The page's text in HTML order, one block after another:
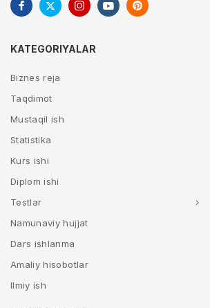
KATEGORIYALAR
Biznes reja
Taqdimot
Mustaqil ish
Statistika
Kurs ishi
Diplom ishi
Testlar
Namunaviy hujjat
Dars ishlanma
Amaliy hisobotlar
Ilmiy ish